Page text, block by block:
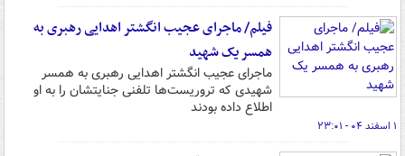
فیلم/ ماجرای عجیب انگشتر اهدایی رهبری به
همسر یک شهید
ماجرای عجیب انگشتر اهدایی رهبری به همسر
شهیدی که تروریست‌ها تلفنی جنایتشان را به او
اطلاع داده بودند
۱ اسفند ۰۴ - ۲۳:۰۱